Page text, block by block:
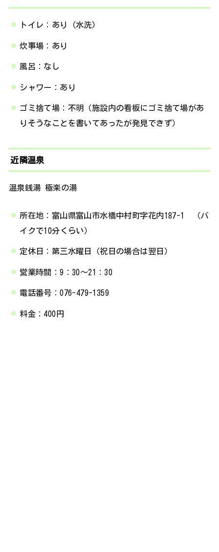
トイレ：あり（水洗）
炊事場：あり
風呂：なし
シャワー：あり
ゴミ捨て場：不明（施設内の看板にゴミ捨て場があ
りそうなことを書いてあったが発見できず）
近隣温泉
温泉銭湯 極楽の湯
所在地：富山県富山市水橋中村町字花内187-1 （バ
イクで10分くらい）
定休日：第三水曜日（祝日の場合は翌日）
営業時間：9：30～21：30
電話番号：076-479-1359
料金：400円